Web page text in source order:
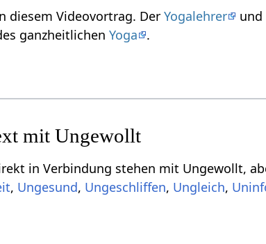
Infos zum Thema Ungewollt‏‎ in diesem Videovortrag. DerYogalehrer und
Geist des ganzheitlichenYoga .
mit Ungewollt‏‎, aber für dich von Interesse sein könnten,
, , , ,